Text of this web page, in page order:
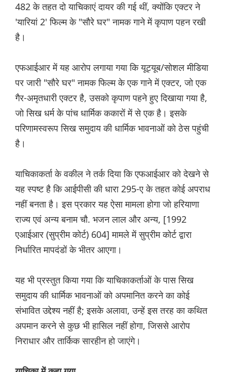
482 के तहत दो याचिकाएं दायर की गई थीं, क्योंकि एक्टर ने
'यारियां 2' फिल्म के "सौरे घर" नामक गाने में कृपाण पहन रखी
है।
एफआईआर में यह आरोप लगाया गया कि यूट्यूब/सोशल मीडिया
पर जारी "सौरे घर" नामक फिल्म के एक गाने में एक्टर, जो एक
गैर-अमृतधारी एक्टर है, उसको कृपाण पहने हुए दिखाया गया है,
जो सिख धर्म के पांच धार्मिक ककारों में से एक है। इसके
परिणामस्वरूप सिख समुदाय की धार्मिक भावनाओं को ठेस पहुंची
है।
याचिकाकर्ता के वकील ने तर्क दिया कि एफआईआर को देखने से
यह स्पष्ट है कि आईपीसी की धारा 295-ए के तहत कोई अपराध
नहीं बनता है। इस प्रकार यह ऐसा मामला होगा जो हरियाणा
राज्य एवं अन्य बनाम चौ. भजन लाल और अन्य, [1992
एआईआर (सुप्रीम कोर्ट) 604] मामले में सुप्रीम कोर्ट द्वारा
निर्धारित मापदंडों के भीतर आएगा।
यह भी प्रस्तुत किया गया कि याचिकाकर्ताओं के पास सिख
समुदाय की धार्मिक भावनाओं को अपमानित करने का कोई
संभावित उद्देश्य नहीं है; इसके अलावा, उन्हें इस तरह का कथित
अपमान करने से कुछ भी हासिल नहीं होगा, जिससे आरोप
निराधार और तार्किक सारहीन हो जाएंगे।